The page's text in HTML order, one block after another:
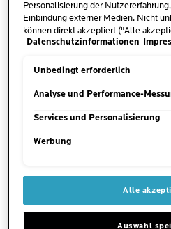
MENGE
Eine
Auf Gesicht, Hals
Personalisierung der
Einbindung externer Medien. Nicht
können direkt akzeptiert ("Alle
Einwilligung fortfahren") werden.
speichern"). Die Auswahl kann
unsere Datenschutzinformationen.
Datenschutzinformationen
Unbedingt erforderlich
Analyse und Performance-
Services und Personalisierung
Werbung
Alle
Auswahl